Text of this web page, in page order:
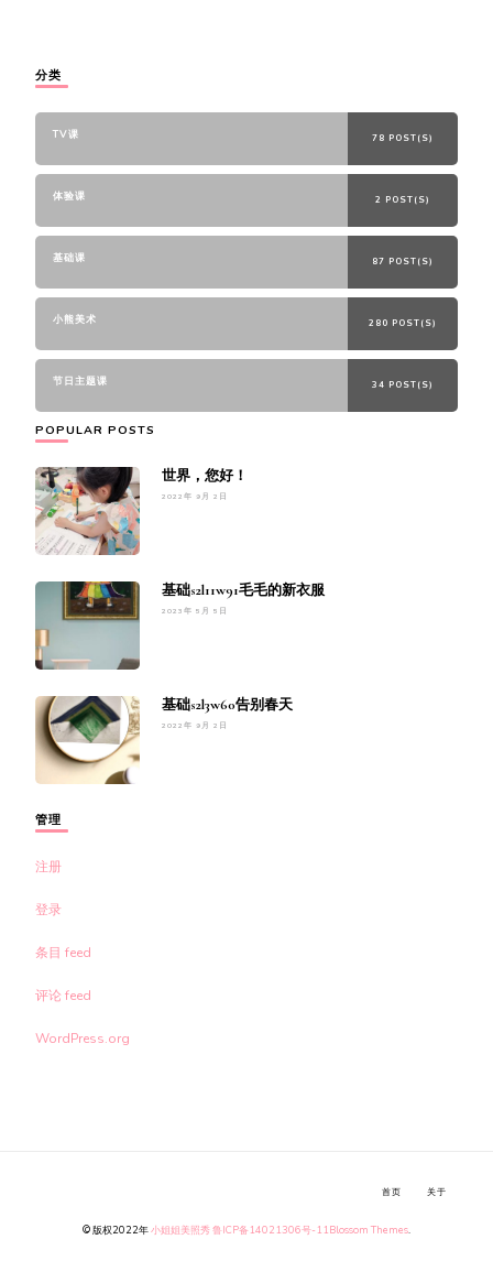
分类
TV课 78 POST(S)
体验课 2 POST(S)
基础课 87 POST(S)
小熊美术 280 POST(S)
节日主题课 34 POST(S)
POPULAR POSTS
世界，您好！
2022年 9月 2日
基础s2l11w91毛毛的新衣服
2023年 5月 5日
基础s2l3w60告别春天
2022年 9月 2日
管理
注册
登录
条目 feed
评论 feed
WordPress.org
© 版权2022年小姐姐美照秀鲁ICP备14021306号-11Blossom Themes.
首页 关于